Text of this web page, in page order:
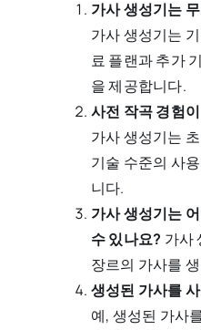
가사 생성기는
가사 생성기는
료 플랜과 추가
을 제공합니다.
사전 작곡 경험
가사 생성기는
기술 수준의 사
니다.
가사 생성기는
수 있나요? 가사
장르의 가사를
생성된 가사를
예, 생성된 가사